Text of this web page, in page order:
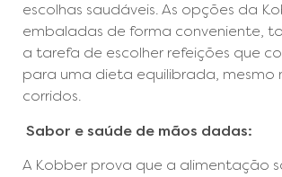
escolhas saudáveis. As opções da
embaladas de forma conveniente,
a tarefa de escolher refeições que
para uma dieta equilibrada, mesmo
corridos.
Sabor e saúde de mãos dadas:
A Kobber prova que a alimentação